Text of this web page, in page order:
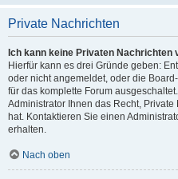
Private Nachrichten
Ich kann keine Privaten Nachrichten
Hierfür kann es drei Gründe geben:
oder nicht angemeldet, oder die
für das komplette Forum
Administrator Ihnen das Recht,
hat. Kontaktieren Sie einen
erhalten.
Nach oben